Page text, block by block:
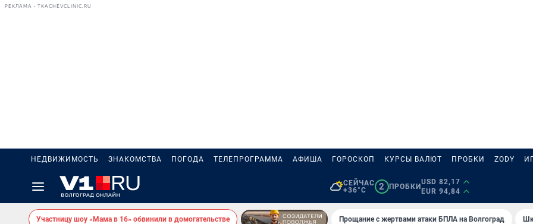
РЕКЛАМА • TKACHEVCLINIC.RU
НЕДВИЖИМОСТЬ ЗНАКОМСТВА ПОГОДА ТЕЛЕПРОГРАММА АФИША ГОРОСКОП КУРСЫ ВАЛЮТ ПРОБКИ ZODY
СЕЙЧАС
+36°C
2 ПРОБКИ
USD 82,17
EUR 94,84
Участницу шоу «Мама в 16» обвинили в домогательстве Прощание с жертвами атаки БПЛА на Волгоград